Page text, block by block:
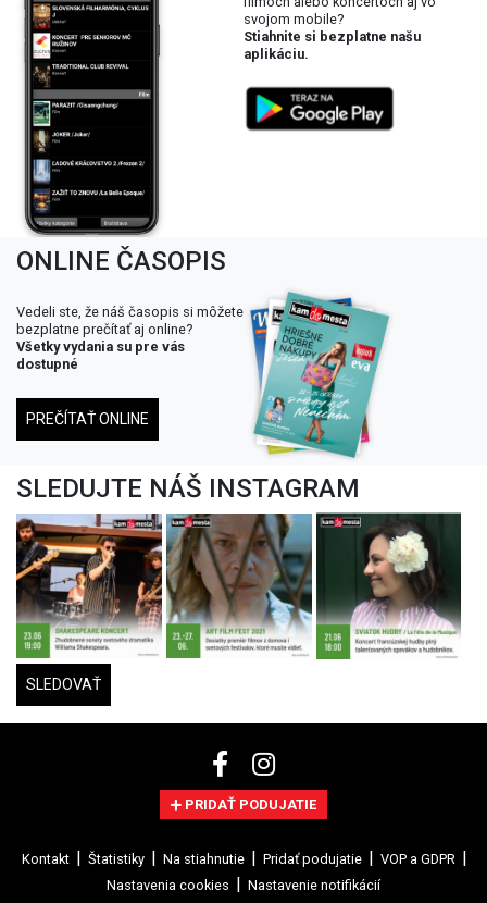
svojom mobile?
Stiahnite si bezplatne našu
aplikáciu.
ONLINE ČASOPIS
Vedeli ste, že náš časopis si môžete
bezplatne prečítať aj online?
Všetky vydania su pre vás
dostupné
PREČÍTAŤ ONLINE
SLEDUJTE NÁŠ INSTAGRAM
SLEDOVAŤ
PRIDAŤ PODUJATIE
Kontakt Štatistiky Na stiahnutie Pridať podujatie
VOP a GDPR
Nastavenia cookies
Nastavenie notifikácií